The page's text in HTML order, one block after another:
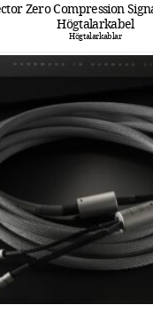
Zero Compression
Högtalarkabel
Högtalarkablar